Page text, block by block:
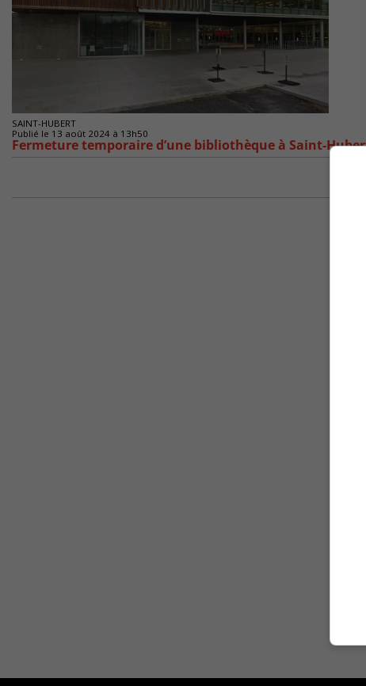
SAINT-HUBERT
Publié le 13 août 2024 à 13h50
Fermeture temporaire d’une bibliothèque à Saint-